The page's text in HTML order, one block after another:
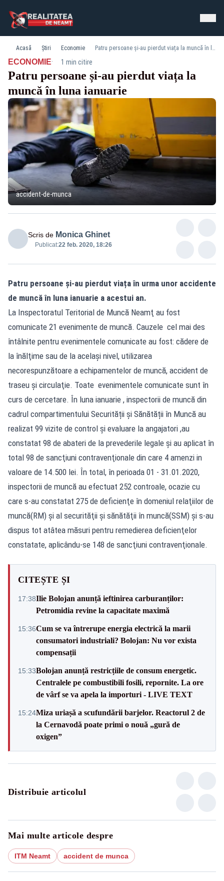
Acasă Știri Economie Patru persoane și-au pierdut viața la muncă în luna ianuarie
ECONOMIE· 1 min citire
Patru persoane și-au pierdut viața la
muncă în luna ianuarie
accident-de-munca
Scris de Monica Ghinet
Publicat:22 feb. 2020, 18:26
Patru persoane și-au pierdut viața în urma unor accidente
de muncă în luna ianuarie a acestui an.
La Inspectoratul Teritorial de Muncă Neamţ au fost
comunicate 21 evenimente de muncă. Cauzele cel mai des
întâlnite pentru evenimentele comunicate au fost: cădere de
la înălţime sau de la acelaşi nivel, utilizarea
necorespunzătoare a echipamentelor de muncă, accident de
traseu şi circulaţie. Toate evenimentele comunicate sunt în
curs de cercetare. În luna ianuarie , inspectorii de muncă din
cadrul compartimentului Securității și Sănătății în Muncă au
realizat 99 vizite de control şi evaluare la angajatori ,au
constatat 98 de abateri de la prevederile legale şi au aplicat în
total 98 de sancţiuni contravenţionale din care 4 amenzi in
valoare de 14.500 lei. În total, în perioada 01 - 31.01.2020,
inspectorii de muncă au efectuat 252 controale, ocazie cu
care s-au constatat 275 de deficienţe în domeniul relaţiilor de
muncă(RM) şi al securităţii şi sănătăţii în muncă(SSM) şi s-au
dispus tot atâtea măsuri pentru remedierea deficienţelor
constatate, aplicându-se 148 de sancţiuni contravenţionale.
CITEȘTE ȘI
17:38Ilie Bolojan anunță ieftinirea carburanților:
Petromidia revine la capacitate maximă
15:36Cum se va întrerupe energia electrică la marii
consumatori industriali? Bolojan: Nu vor exista
compensații
15:33Bolojan anunță restricțiile de consum energetic.
Centralele pe combustibili fosili, repornite. La ore
de vârf se va apela la importuri - LIVE TEXT
15:24Miza uriașă a scufundării barjelor. Reactorul 2 de
la Cernavodă poate primi o nouă „gură de
oxigen”
Distribuie articolul
Mai multe articole despre
ITM Neamt accident de munca